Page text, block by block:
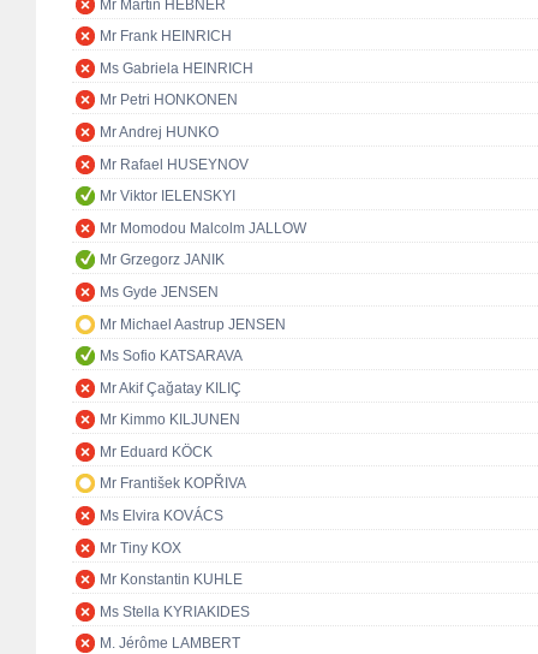
Mr Martin HEBNER
Mr Frank HEINRICH
Ms Gabriela HEINRICH
Mr Petri HONKONEN
Mr Andrej HUNKO
Mr Rafael HUSEYNOV
Mr Viktor IELENSKYI
Mr Momodou Malcolm JALLOW
Mr Grzegorz JANIK
Ms Gyde JENSEN
Mr Michael Aastrup JENSEN
Ms Sofio KATSARAVA
Mr Akif Çağatay KILIÇ
Mr Kimmo KILJUNEN
Mr Eduard KÖCK
Mr František KOPŘIVA
Ms Elvira KOVÁCS
Mr Tiny KOX
Mr Konstantin KUHLE
Ms Stella KYRIAKIDES
M. Jérôme LAMBERT